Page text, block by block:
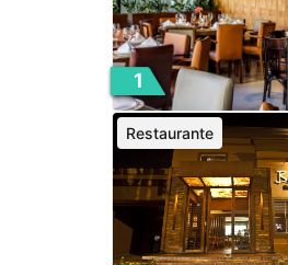
1
Restaurante